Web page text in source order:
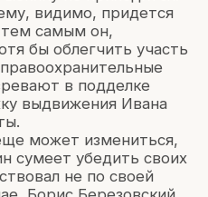
видимо, придется
тем самым он,
бы облегчить участь
в подделке
выдвижения Ивана
может измениться,
сумеет убедить своих
не по своей